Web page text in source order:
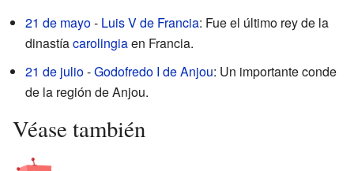
21 de mayo- Luis V de Francia: Fue el último rey de la
dinastíacarolingiaen Francia.
21 de julio-Godofredo I de Anjou: Un importante conde
de la región de Anjou.
Véase también